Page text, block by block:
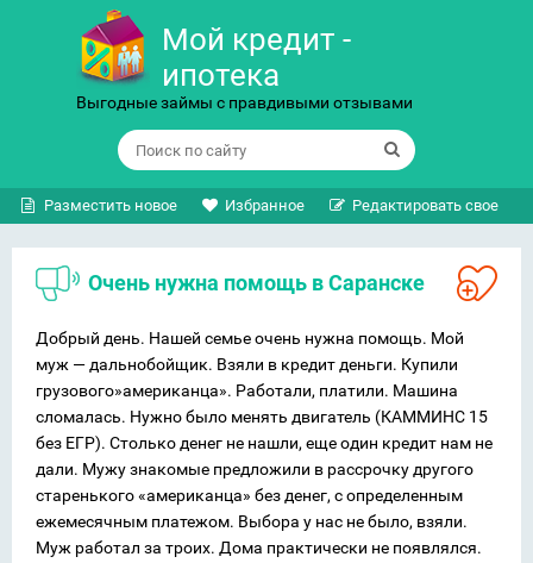
Мой кредит -
ипотека
Выгодные займы с правдивыми отзывами
Разместить новое Избранное Редактировать свое
Очень нужна помощь в Саранске
Добрый день. Нашей семье очень нужна помощь. Мой
муж — дальнобойщик. Взяли в кредит деньги. Купили
грузового»американца». Работали, платили. Машина
сломалась. Нужно было менять двигатель (КАММИНС 15
без ЕГР). Столько денег не нашли, еще один кредит нам не
дали. Мужу знакомые предложили в рассрочку другого
старенького «американца» без денег, с определенным
ежемесячным платежом. Выбора у нас не было, взяли.
Муж работал за троих. Дома практически не появлялся.